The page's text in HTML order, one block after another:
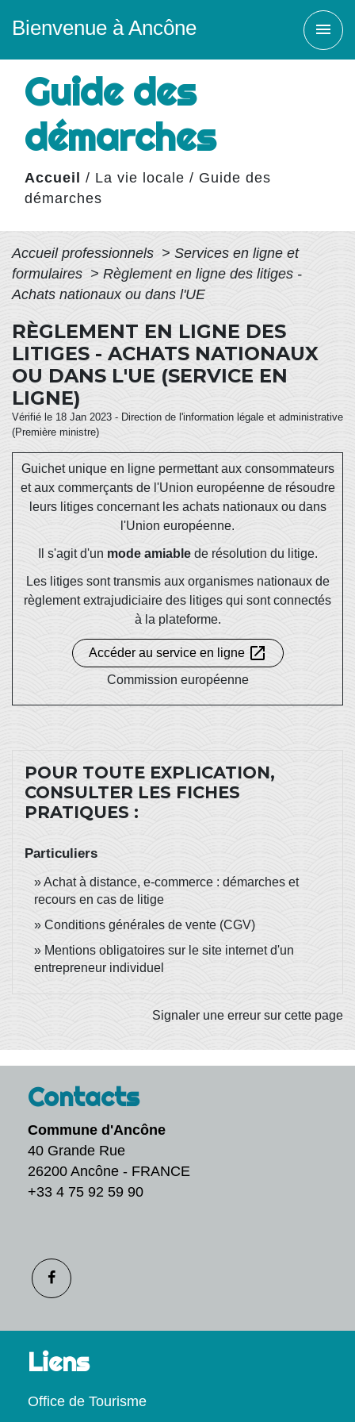
Bienvenue à Ancône menu
Guide des
démarches
Accueil / La vie locale / Guide des
démarches
Accueil professionnels > Services en ligne et
formulaires > Règlement en ligne des litiges -
Achats nationaux ou dans l'UE
RÈGLEMENT EN LIGNE DES
LITIGES - ACHATS NATIONAUX
OU DANS L'UE (SERVICE EN
LIGNE)
Vérifié le 18 Jan 2023 - Direction de l'information légale et administrative
(Première ministre)
Guichet unique en ligne permettant aux consommateurs
et aux commerçants de l'Union européenne de résoudre
leurs litiges concernant les achats nationaux ou dans
l'Union européenne.
Il s'agit d'un mode amiablede résolution du litige.
Les litiges sont transmis aux organismes nationaux de
règlement extrajudiciaire des litiges qui sont connectés
à la plateforme.
Accéder au service en ligne open_in_new
Commission européenne
POUR TOUTE EXPLICATION,
CONSULTER LES FICHES
PRATIQUES :
Particuliers
Achat à distance, e-commerce : démarches et
recours en cas de litige
Conditions générales de vente (CGV)
Mentions obligatoires sur le site internet d'un
entrepreneur individuel
Signaler une erreur sur cette page
Contacts
Commune d'Ancône
40 Grande Rue
26200 Ancône - FRANCE
+33 4 75 92 59 90
Liens
Office de Tourisme